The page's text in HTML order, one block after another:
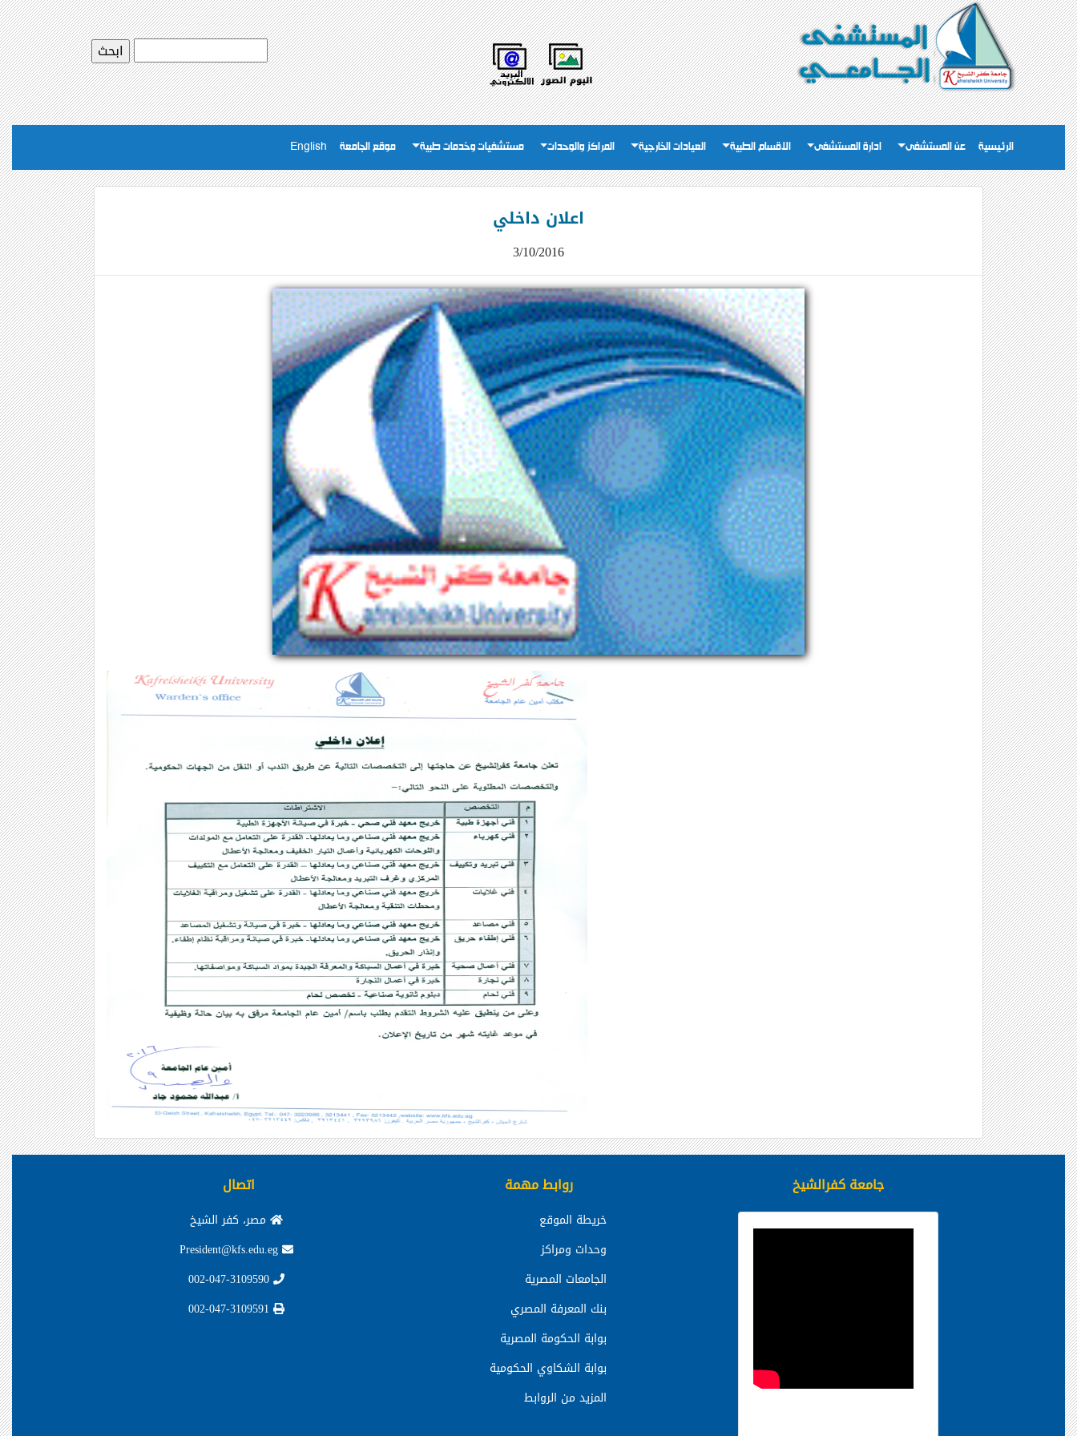
الرئيسية عن المستشفى ادارة المستشفى الاقسام الطبية العيادات الخارجية المراكز والوحدات مستشفيات وخدمات طبية موقع الجامعة English
اعلان داخلي
3/10/2016
جامعة كفرالشيخ روابط مهمة
خريطة الموقع
وحدات ومراكز
الجامعات المصرية
بنك المعرفة المصري
بوابة الحكومة المصرية
بوابة الشكاوي الحكومية
المزيد من الروابط
اتصال
مصر، كفر الشيخ